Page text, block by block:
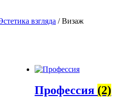
взгляда /Визаж
Профессия (2)